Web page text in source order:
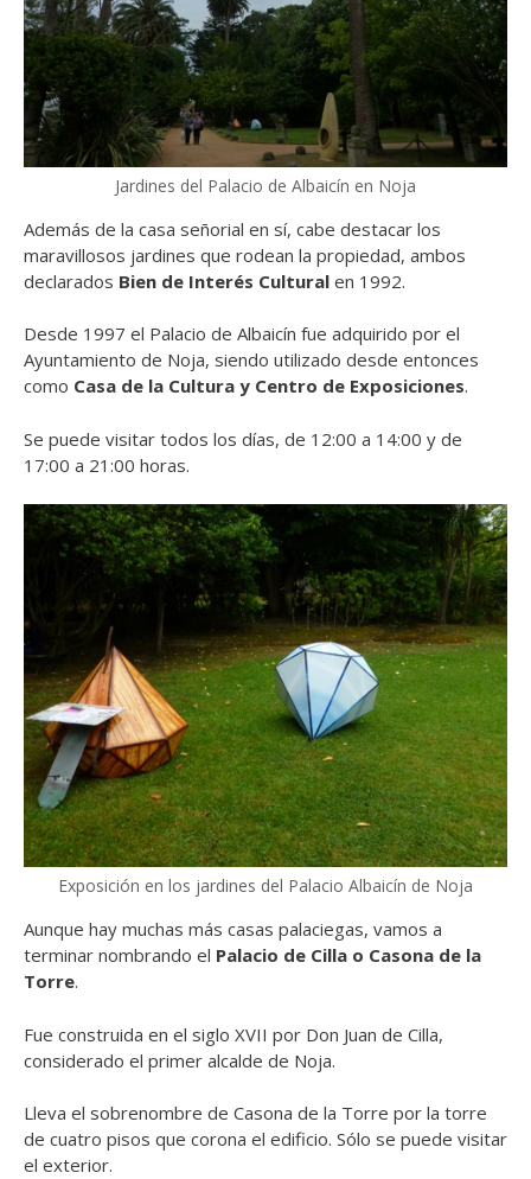
Jardines del Palacio de Albaicín en Noja
Además de la casa señorial en sí, cabe destacar los
maravillosos jardines que rodean la propiedad, ambos
declarados Bien de Interés Cultural en 1992.
Desde 1997 el Palacio de Albaicín fue adquirido por el
Ayuntamiento de Noja, siendo utilizado desde entonces
como Casa de la Cultura y Centro de Exposiciones.
Se puede visitar todos los días, de 12:00 a 14:00 y de
17:00 a 21:00 horas.
Exposición en los jardines del Palacio Albaicín de Noja
Aunque hay muchas más casas palaciegas, vamos a
terminar nombrando el Palacio de Cilla o Casona de la
Torre.
Fue construida en el siglo XVII por Don Juan de Cilla,
considerado el primer alcalde de Noja.
Lleva el sobrenombre de Casona de la Torre por la torre
de cuatro pisos que corona el edificio. Sólo se puede visitar
el exterior.